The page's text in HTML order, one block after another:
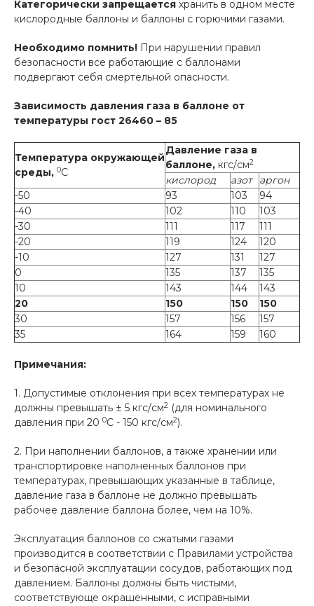
Категорически запрещается хранить в одном месте
кислородные баллоны и баллоны с горючими газами.
Необходимо помнить! При нарушении правил
безопасности все работающие с баллонами
подвергают себя смертельной опасности.
Зависимость давления газа в баллоне от
температуры гост 26460 – 85
Температура окружающей
среды, 0С
Давление газа в
баллоне, кгс/см2
кислород азот
аргон
-50
93 103
94
-40
102 110
103
-30
111 117
111
-20
119 124
120
-10
127 131
127
0
135 137
135
10
143 144
143
20
150 150
150
30
157 156
157
35
164 159 160
Примечания:
1. Допустимые отклонения при всех температурах не
должны превышать ± 5 кгс/см2 (для номинального
давления при 20 0С - 150 кгс/см2).
2. При наполнении баллонов, а также хранении или
транспортировке наполненных баллонов при
температурах, превышающих указанные в таблице,
давление газа в баллоне не должно превышать
рабочее давление баллона более, чем на 10%.
Эксплуатация баллонов со сжатыми газами
производится в соответствии с Правилами устройства
и безопасной эксплуатации сосудов, работающих под
давлением. Баллоны должны быть чистыми,
соответствующе окрашенными, с исправными